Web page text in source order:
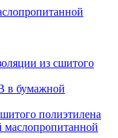
из сшитого
в бумажной
полиэтилена
маслопропитанной